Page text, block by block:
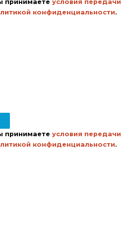
принимаете условия передачи
конфиденциальности.
принимаете условия передачи
конфиденциальности.